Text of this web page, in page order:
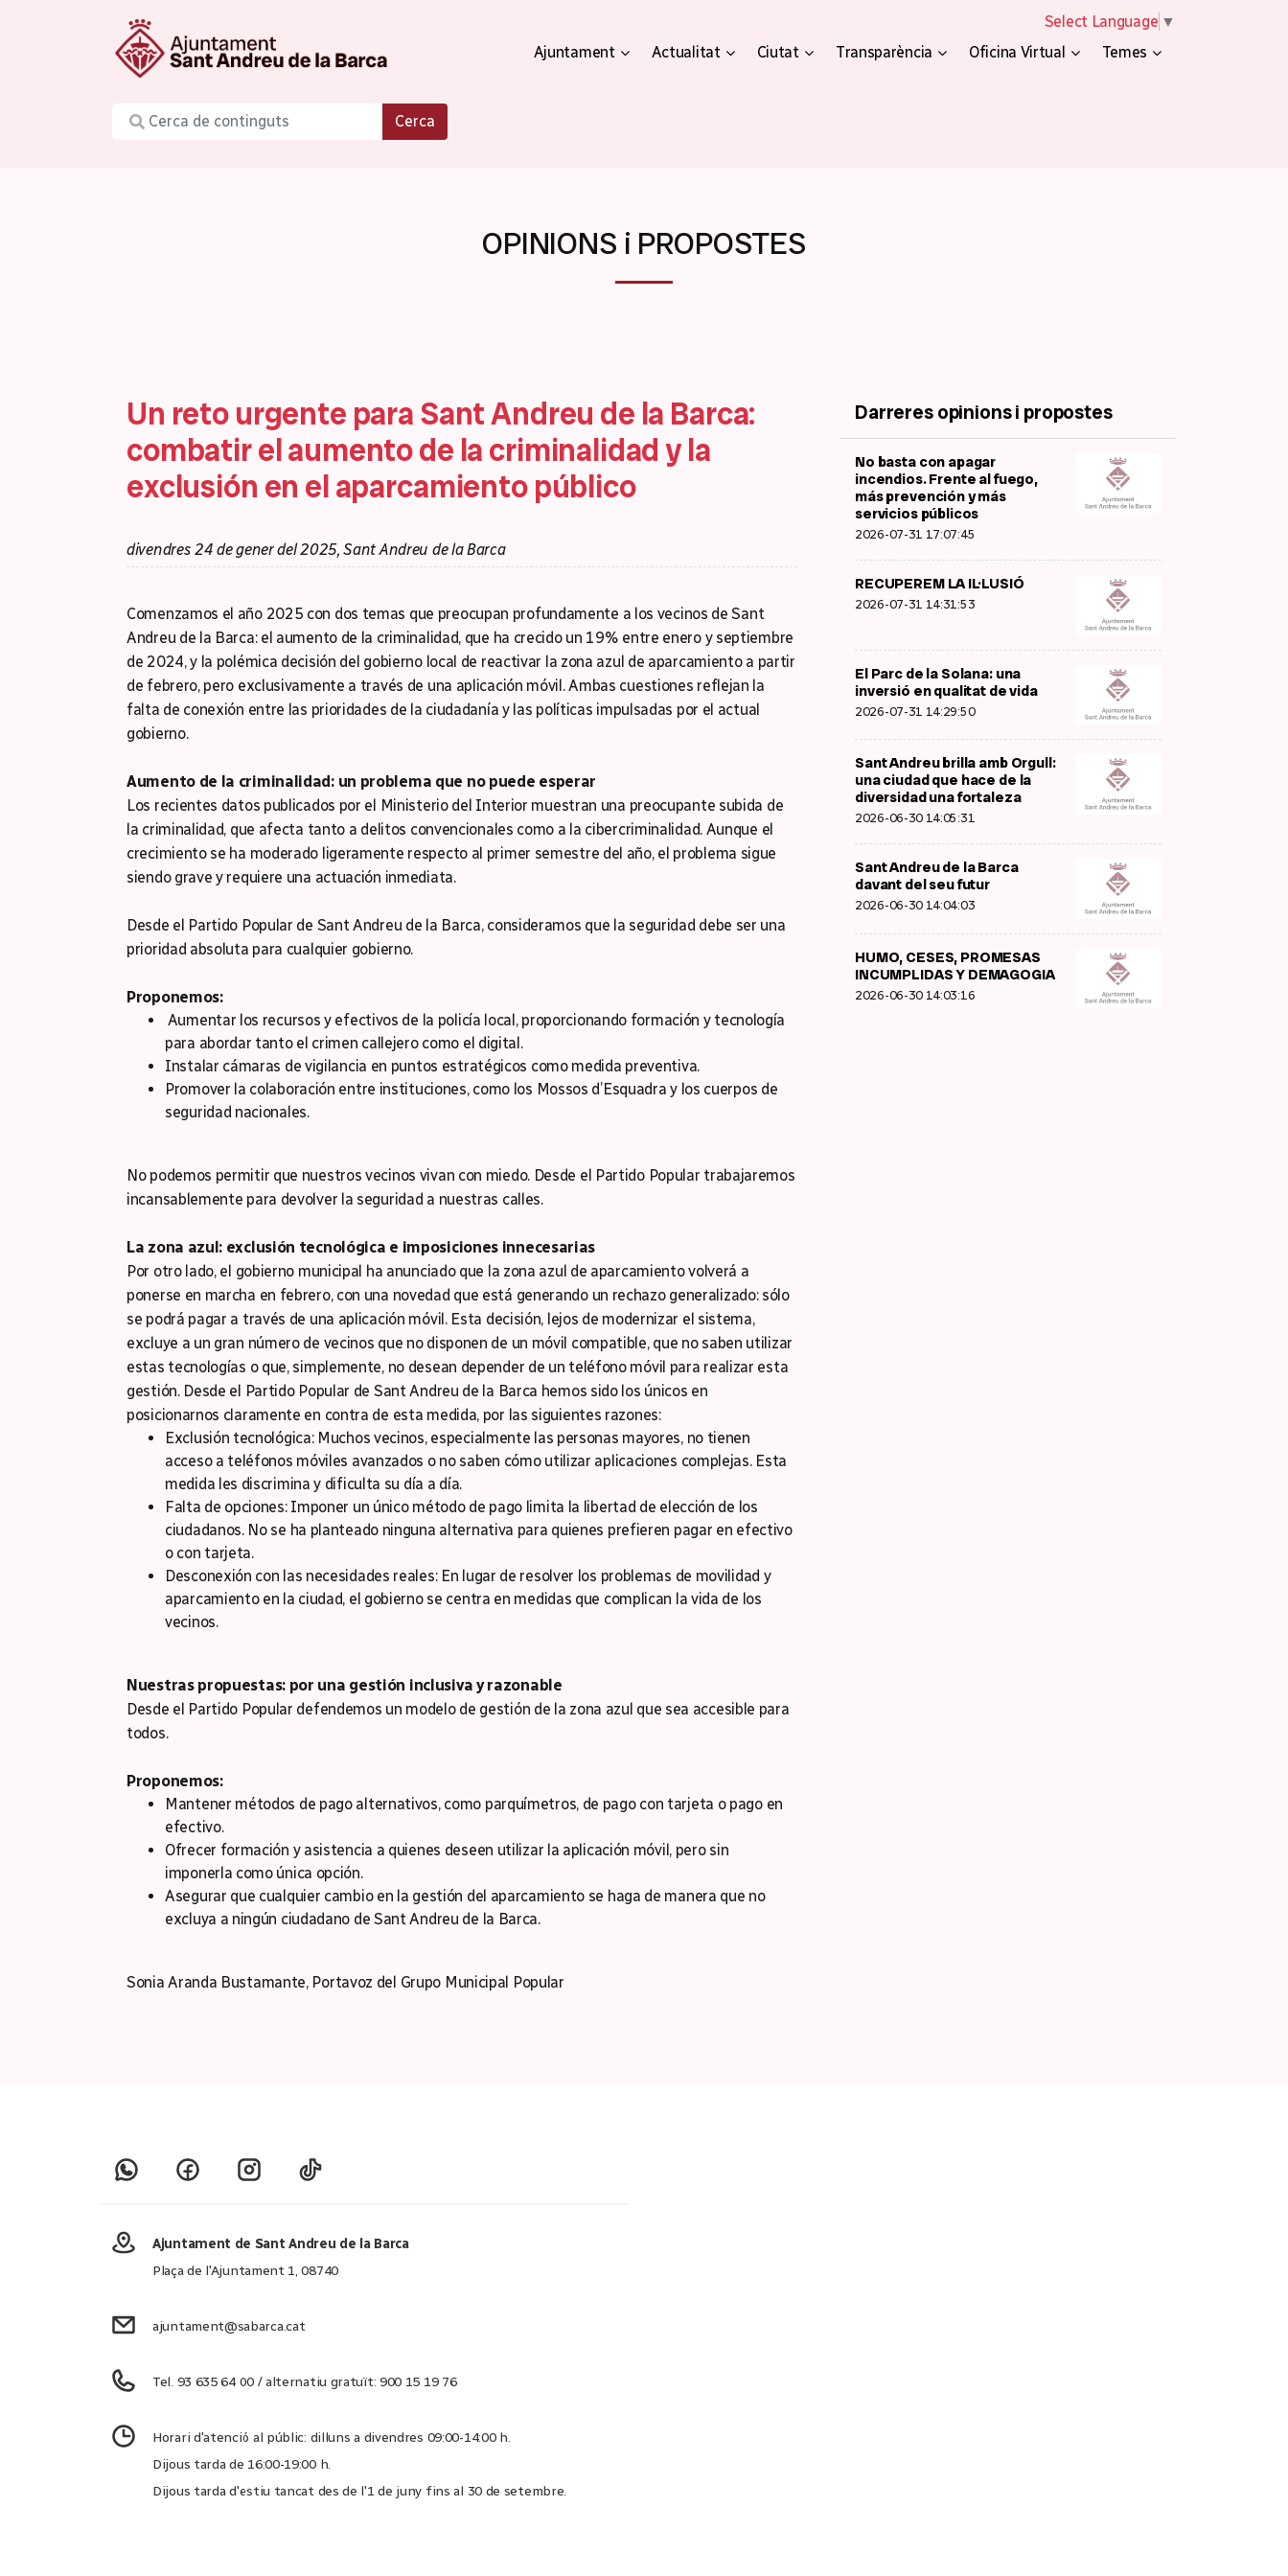
Select Language ▼
Cerca
Ajuntament Actualitat Ciutat Transparència Oficina Virtual Temes
OPINIONS i PROPOSTES
Un reto urgente para Sant Andreu de la Barca:
combatir el aumento de la criminalidad y la
exclusión en el aparcamiento público
divendres 24 de gener del 2025, Sant Andreu de la Barca
Comenzamos el año 2025 con dos temas que preocupan profundamente a los vecinos de Sant
Andreu de la Barca: el aumento de la criminalidad, que ha crecido un 19% entre enero y septiembre
de 2024, y la polémica decisión del gobierno local de reactivar la zona azul de aparcamiento a partir
de febrero, pero exclusivamente a través de una aplicación móvil. Ambas cuestiones reflejan la
falta de conexión entre las prioridades de la ciudadanía y las políticas impulsadas por el actual
gobierno.
Aumento de la criminalidad: un problema que no puede esperar
Los recientes datos publicados por el Ministerio del Interior muestran una preocupante subida de
la criminalidad, que afecta tanto a delitos convencionales como a la cibercriminalidad. Aunque el
crecimiento se ha moderado ligeramente respecto al primer semestre del año, el problema sigue
siendo grave y requiere una actuación inmediata.
Desde el Partido Popular de Sant Andreu de la Barca, consideramos que la seguridad debe ser una
prioridad absoluta para cualquier gobierno.
Proponemos:
Aumentar los recursos y efectivos de la policía local, proporcionando formación y tecnología
para abordar tanto el crimen callejero como el digital.
Instalar cámaras de vigilancia en puntos estratégicos como medida preventiva.
Promover la colaboración entre instituciones, como los Mossos d’Esquadra y los cuerpos de
seguridad nacionales.
No podemos permitir que nuestros vecinos vivan con miedo. Desde el Partido Popular trabajaremos
incansablemente para devolver la seguridad a nuestras calles.
La zona azul: exclusión tecnológica e imposiciones innecesarias
Por otro lado, el gobierno municipal ha anunciado que la zona azul de aparcamiento volverá a
ponerse en marcha en febrero, con una novedad que está generando un rechazo generalizado: sólo
se podrá pagar a través de una aplicación móvil. Esta decisión, lejos de modernizar el sistema,
excluye a un gran número de vecinos que no disponen de un móvil compatible, que no saben utilizar
estas tecnologías o que, simplemente, no desean depender de un teléfono móvil para realizar esta
gestión. Desde el Partido Popular de Sant Andreu de la Barca hemos sido los únicos en
posicionarnos claramente en contra de esta medida, por las siguientes razones:
Exclusión tecnológica: Muchos vecinos, especialmente las personas mayores, no tienen
acceso a teléfonos móviles avanzados o no saben cómo utilizar aplicaciones complejas. Esta
medida les discrimina y dificulta su día a día.
Falta de opciones: Imponer un único método de pago limita la libertad de elección de los
ciudadanos. No se ha planteado ninguna alternativa para quienes prefieren pagar en efectivo
o con tarjeta.
Desconexión con las necesidades reales: En lugar de resolver los problemas de movilidad y
aparcamiento en la ciudad, el gobierno se centra en medidas que complican la vida de los
vecinos.
Nuestras propuestas: por una gestión inclusiva y razonable
Desde el Partido Popular defendemos un modelo de gestión de la zona azul que sea accesible para
todos.
Proponemos:
Mantener métodos de pago alternativos, como parquímetros, de pago con tarjeta o pago en
efectivo.
Ofrecer formación y asistencia a quienes deseen utilizar la aplicación móvil, pero sin
imponerla como única opción.
Asegurar que cualquier cambio en la gestión del aparcamiento se haga de manera que no
excluya a ningún ciudadano de Sant Andreu de la Barca.
Sonia Aranda Bustamante, Portavoz del Grupo Municipal Popular
Darreres opinions i propostes
No basta con apagar
incendios. Frente al fuego,
más prevención y más
servicios públicos
2026-07-31 17:07:45
RECUPEREM LA IL·LUSIÓ
2026-07-31 14:31:53
El Parc de la Solana: una
inversió en qualitat de vida
2026-07-31 14:29:50
Sant Andreu brilla amb Orgull:
una ciudad que hace de la
diversidad una fortaleza
2026-06-30 14:05:31
Sant Andreu de la Barca
davant del seu futur
2026-06-30 14:04:03
HUMO, CESES, PROMESAS
INCUMPLIDAS Y DEMAGOGIA
2026-06-30 14:03:16
Ajuntament de Sant Andreu de la Barca
Plaça de l'Ajuntament 1, 08740
ajuntament@sabarca.cat
Tel. 93 635 64 00 / alternatiu gratuït: 900 15 19 76
Horari d'atenció al públic: dilluns a divendres 09:00-14:00 h.
Dijous tarda de 16:00-19:00 h.
Dijous tarda d'estiu tancat des de l'1 de juny fins al 30 de setembre.